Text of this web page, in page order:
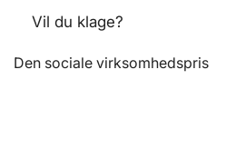
Vil du klage?
Den sociale virksomhedspris